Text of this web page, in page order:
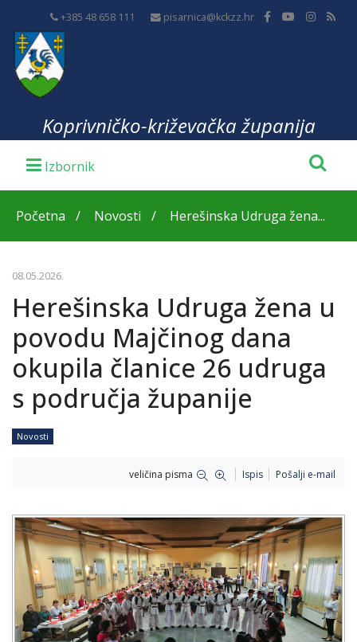
+385 48 658 111 pisarnica@kckzz.hr
Koprivničko-križevačka županija
Početna Novosti Herešinska Udruga žena...
08.05.2026.
Herešinska Udruga žena u
povodu Majčinog dana
okupila članice 26 udruga
s područja županije
Novosti
veličina pisma Ispis Pošalji e-mail